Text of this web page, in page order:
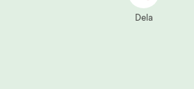
Dela